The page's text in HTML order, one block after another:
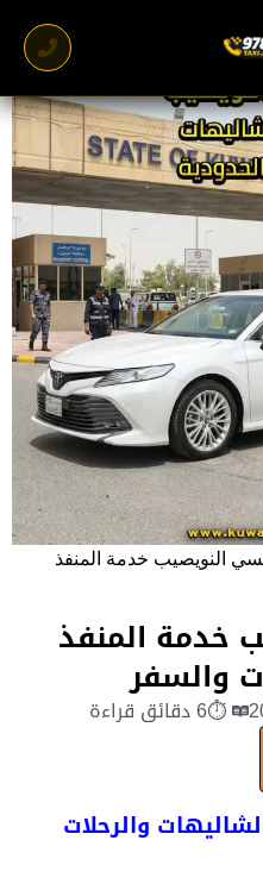
النويصيب خدمة المنفذ
خدمة المنفذ
والسفر
⏱6 دقائق قراءة
والرحلات